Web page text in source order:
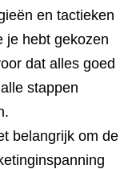
en tactieken
je hebt gekozen
dat alles goed
stappen
belangrijk om de